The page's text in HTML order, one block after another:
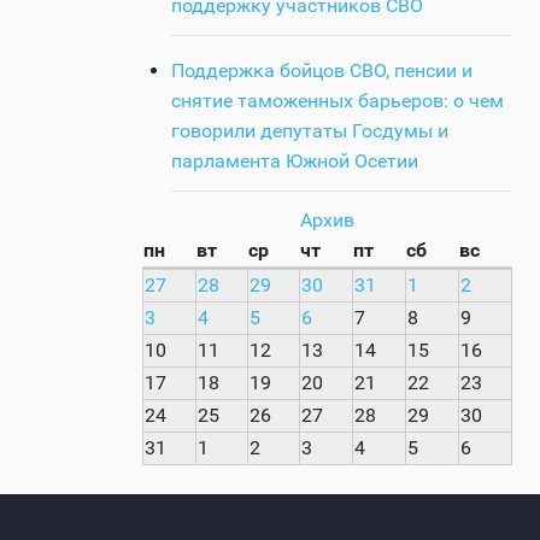
поддержку участников СВО
Поддержка бойцов СВО, пенсии и
снятие таможенных барьеров: о чем
говорили депутаты Госдумы и
парламента Южной Осетии
Архив
пн
вт ср чт пт сб
вс
27
28 29 30 31 1
2
3
4 5 6 7 8
9
10
11 12 13 14 15
16
17
18 19 20 21 22
23
24
25 26 27 28 29
30
31
1 2 3 4 5 6